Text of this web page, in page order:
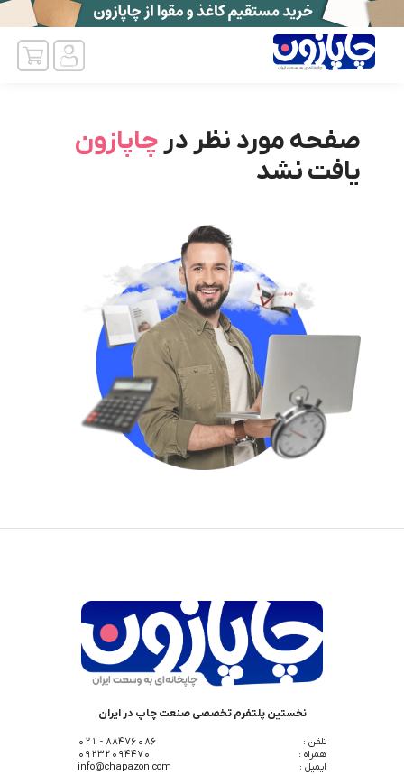
صفحه مورد نظر درچاپازون
یافت نشد
نخستین پلتفرم تخصصی صنعت چاپ در ایران
تلفن :
88476086 - 021
همراه :
09232094470
ایمیل :
info@chapazon.com